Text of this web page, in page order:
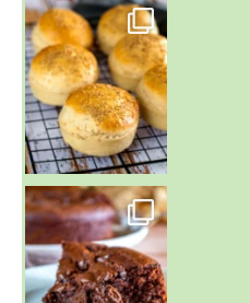
~ BUNS MAISON ~
Un peu de boulange par ici au
~ GÂTEAU FONDANT CHOCO NOISETTE ~
C'est lundi